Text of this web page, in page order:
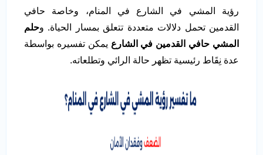
رؤية المشي في الشارع في المنام، وخاصة حافي
القدمين تحمل دلالات متعددة تتعلق بمسار الحياة. وحلم
المشي حافي القدمين في الشارع يمكن تفسيره بواسطة
عدة نِقَاط رئيسية تظهر حالة الرائي وتطلعاته.